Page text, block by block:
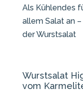
Als Kühlendes
allem Salat an
der Wurstsalat
Wurstsalat
vom